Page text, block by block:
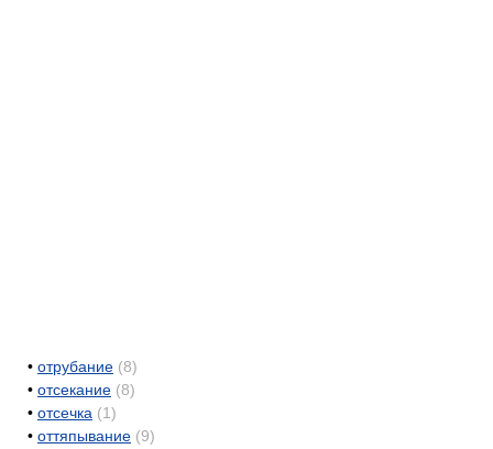
• отрубание (8)
• отсекание (8)
• отсечка (1)
• оттяпывание (9)